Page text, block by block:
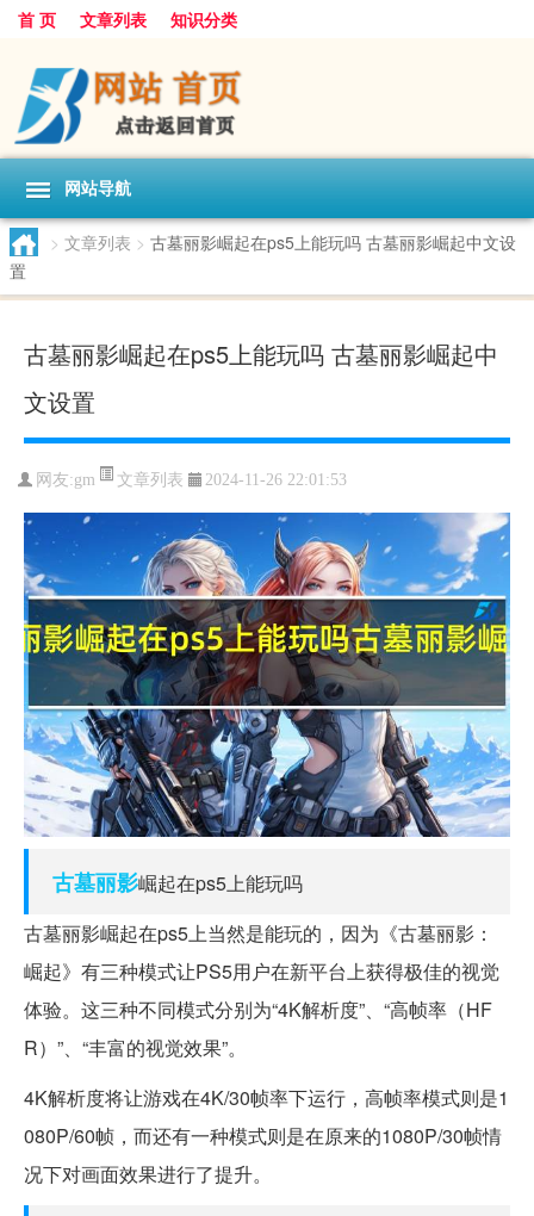
首 页 文章列表 知识分类
网站导航
> 文章列表 > 古墓丽影崛起在ps5上能玩吗 古墓丽影崛起中文设
置
古墓丽影崛起在ps5上能玩吗 古墓丽影崛起中
文设置
网友:gm 文章列表 2024-11-26 22:01:53
古墓丽影崛起在ps5上能玩吗
古墓丽影崛起在ps5上当然是能玩的，因为《古墓丽影：
崛起》有三种模式让PS5用户在新平台上获得极佳的视觉
体验。这三种不同模式分别为“4K解析度”、“高帧率（HF
R）”、“丰富的视觉效果”。
4K解析度将让游戏在4K/30帧率下运行，高帧率模式则是1
080P/60帧，而还有一种模式则是在原来的1080P/30帧情
况下对画面效果进行了提升。